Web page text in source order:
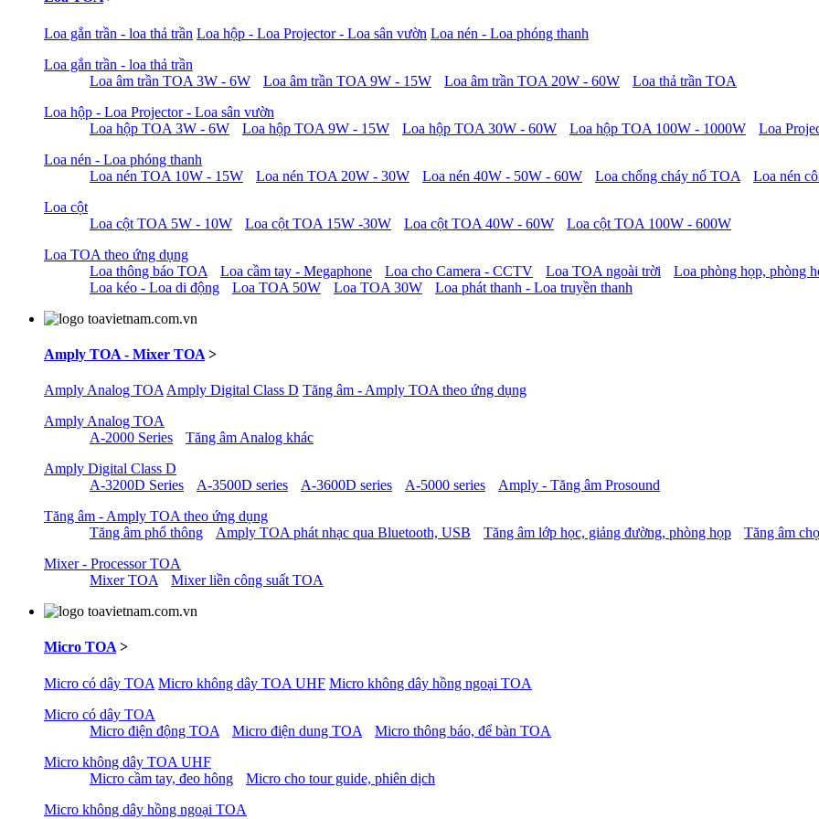
Loa gắn trần - loa thả trần Loa hộp - Loa Projector - Loa sân vườn Loa nén - Loa phóng thanh
Loa gắn trần - loa thả trần
Loa âm trần TOA 3W - 6W
Loa âm trần TOA 9W - 15W Loa âm trần TOA 20W - 60W
Loa thả trần TOA
Loa hộp - Loa Projector - Loa sân vườn
Loa hộp TOA 3W - 6W
Loa hộp TOA 9W - 15W Loa hộp TOA 30W - 60W Loa hộp TOA 100W - 1000W Loa
Loa nén - Loa phóng thanh
Loa nén TOA 10W - 15W
Loa nén TOA 20W - 30W Loa nén 40W - 50W - 60W Loa chống cháy nổ TOA
Loa nén
Loa cột
Loa cột TOA 5W - 10W
Loa cột TOA 15W -30W Loa cột TOA 40W - 60W
Loa cột TOA 100W - 600W
Loa TOA theo ứng dụng
Loa thông báo TOA
Loa cầm tay - Megaphone Loa cho Camera - CCTV Loa TOA ngoài trời Loa phòng họp, phòng
Loa kéo - Loa di động
Loa TOA 50W Loa TOA 30W Loa phát thanh - Loa truyền thanh
Amply TOA - Mixer TOA >
Amply Analog TOA Amply Digital Class D Tăng âm - Amply TOA theo ứng dụng
Amply Analog TOA
A-2000 Series
Tăng âm Analog khác
Amply Digital Class D
A-3200D Series
A-3500D series A-3600D series A-5000 series
Amply - Tăng âm Prosound
Tăng âm - Amply TOA theo ứng dụng
Tăng âm phổ thông
Amply TOA phát nhạc qua Bluetooth, USB Tăng âm lớp học, giảng đường, phòng họp Tăng âm
Mixer - Processor TOA
Mixer TOA
Mixer liền công suất TOA
Micro TOA >
Micro có dây TOA Micro không dây TOA UHF Micro không dây hồng ngoại TOA
Micro có dây TOA
Micro điện động TOA
Micro điện dung TOA
Micro thông báo, để bàn TOA
Micro không dây TOA UHF
Micro cầm tay, đeo hông
Micro cho tour guide, phiên dịch
Micro không dây hồng ngoại TOA